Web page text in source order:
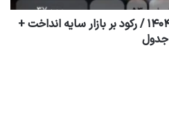
قیمت میلگرد امروز 5 مرداد ۱۴۰۴ / رکود بر بازار سایه انداخت +
جدول